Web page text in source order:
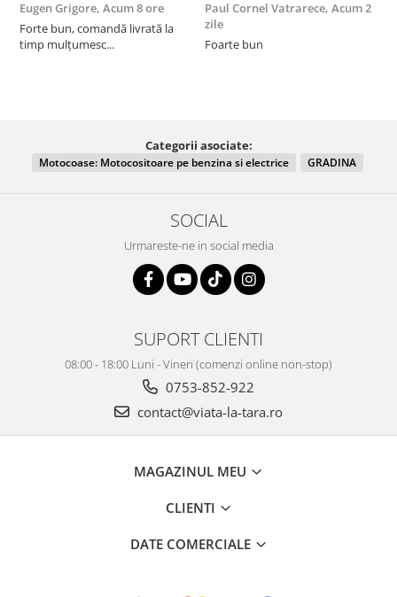
Eugen Grigore, Acum 8 ore
Forte bun, comandă livrată la
timp mulțumesc...
Paul Cornel Vatrarece, Acum 2
zile
Foarte bun
Categorii asociate:
Motocoase: Motocositoare pe benzina si electrice GRADINA
SOCIAL
Urmareste-ne in social media
SUPORT CLIENTI
08:00 - 18:00 Luni - Vineri (comenzi online non-stop)
0753-852-922
contact@viata-la-tara.ro
MAGAZINUL MEU
CLIENTI
DATE COMERCIALE